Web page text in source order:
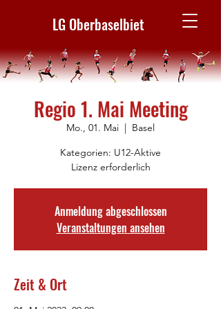
LG Oberbaselbiet
Regio 1. Mai Meeting
Mo., 01. Mai
  |
Basel
Kategorien: U12-Aktive
Lizenz erforderlich
Anmeldung abgeschlossen
Veranstaltungen ansehen
Zeit & Ort